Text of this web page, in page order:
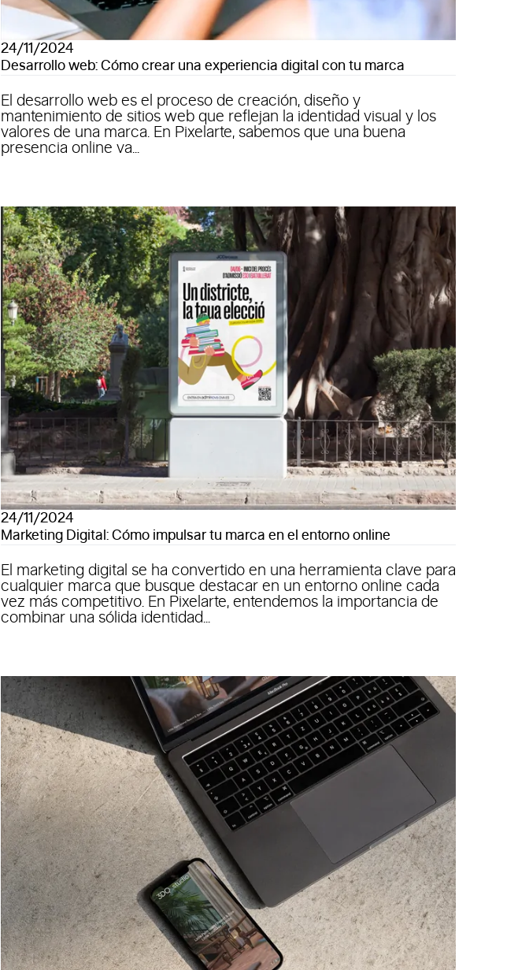
24/11/2024
Desarrollo web: Cómo crear una experiencia digital con tu marca
El desarrollo web es el proceso de creación, diseño y
mantenimiento de sitios web que reflejan la identidad visual y los
valores de una marca. En Pixelarte, sabemos que una buena
presencia online va...
24/11/2024
Marketing Digital: Cómo impulsar tu marca en el entorno online
El marketing digital se ha convertido en una herramienta clave para
cualquier marca que busque destacar en un entorno online cada
vez más competitivo. En Pixelarte, entendemos la importancia de
combinar una sólida identidad...